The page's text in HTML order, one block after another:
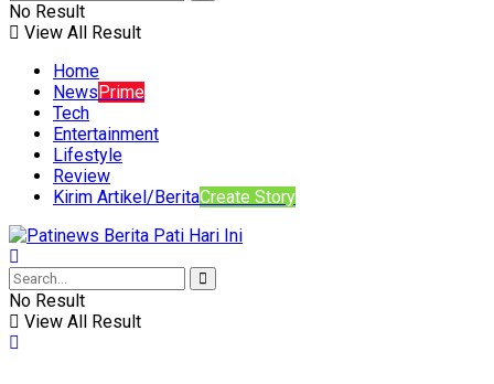
No Result
View All Result
Home
NewsPrime
Tech
Entertainment
Lifestyle
Review
Kirim Artikel/BeritaCreate Story
No Result
View All Result